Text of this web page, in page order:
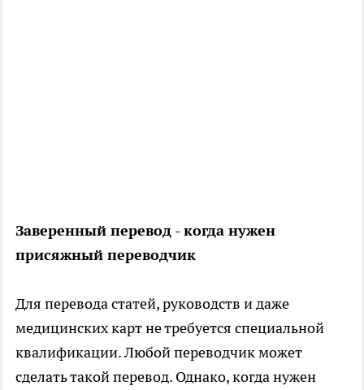
Заверенный перевод - когда нужен
присяжный переводчик
Для перевода статей, руководств и даже
медицинских карт не требуется специальной
квалификации. Любой переводчик может
сделать такой перевод. Однако, когда нужен